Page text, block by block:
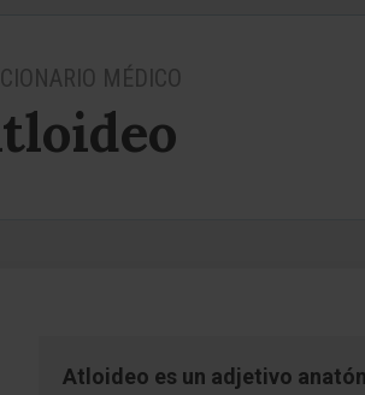
MÉDICO
Atloideo es un adjetivo